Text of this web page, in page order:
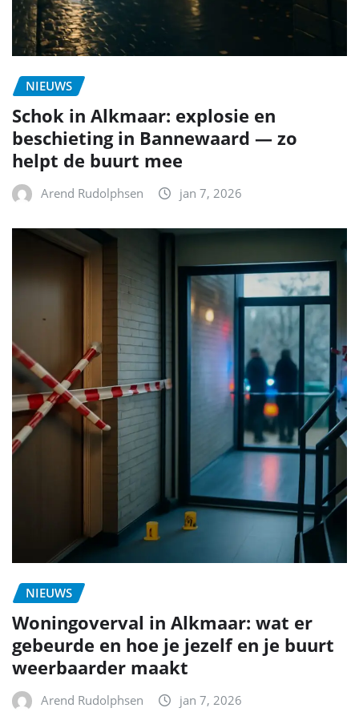
NIEUWS
Schok in Alkmaar: explosie en
beschieting in Bannewaard — zo
helpt de buurt mee
Arend Rudolphsen jan 7, 2026
NIEUWS
Woningoverval in Alkmaar: wat er
gebeurde en hoe je jezelf en je buurt
weerbaarder maakt
Arend Rudolphsen jan 7, 2026